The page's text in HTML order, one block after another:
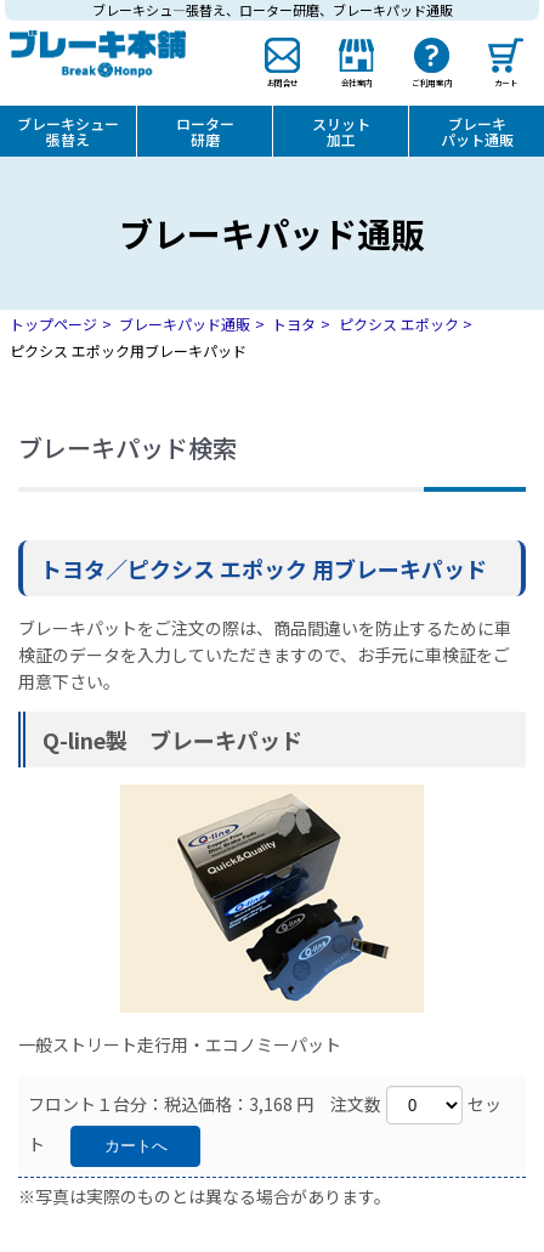
ブレーキシュ―張替え、ローター研磨、ブレーキパッド通販
お問合せ 会社案内 ご利用案内 カート
ブレーキシュー
張替え
ローター
研磨
スリット
加工
ブレーキ
パット通販
ブレーキパッド通販
トップページ ブレーキパッド通販 トヨタ
ピクシス エポック
ピクシス エポック用ブレーキパッド
ブレーキパッド検索
トヨタ／ピクシス エポック 用ブレーキパッド
ブレーキパットをご注文の際は、商品間違いを防止するために車
検証のデータを入力していただきますので、お手元に車検証をご
用意下さい。
Q-line製 ブレーキパッド
一般ストリート走行用・エコノミーパット
フロント１台分：税込価格：3,168 円 注文数
セッ
ト
※写真は実際のものとは異なる場合があります。